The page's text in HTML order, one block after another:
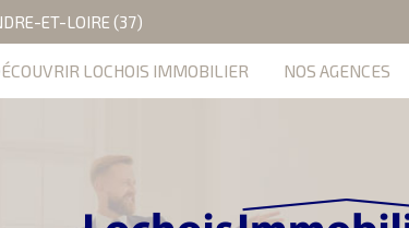
ET-LOIRE (37)
LOCHOIS IMMOBILIER NOS AGENCES